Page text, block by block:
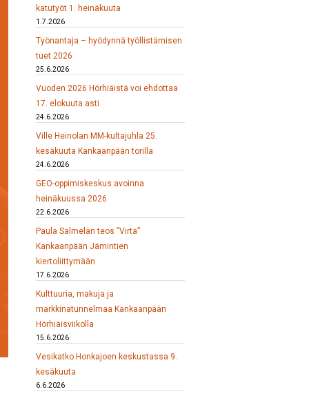
katutyöt 1. heinäkuuta
1.7.2026
Työnantaja – hyödynnä työllistämisen
tuet 2026
25.6.2026
Vuoden 2026 Hörhiäistä voi ehdottaa
17. elokuuta asti
24.6.2026
Ville Heinolan MM-kultajuhla 25.
kesäkuuta Kankaanpään torilla
24.6.2026
GEO-oppimiskeskus avoinna
heinäkuussa 2026
22.6.2026
Paula Salmelan teos ”Virta”
Kankaanpään Jämintien
kiertoliittymään
17.6.2026
Kulttuuria, makuja ja
markkinatunnelmaa Kankaanpään
Hörhiäisviikolla
15.6.2026
Vesikatko Honkajoen keskustassa 9.
kesäkuuta
6.6.2026